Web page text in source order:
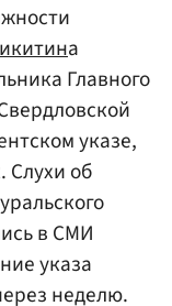
а
Главного
указе,
Слухи об
в СМИ
указа
неделю.